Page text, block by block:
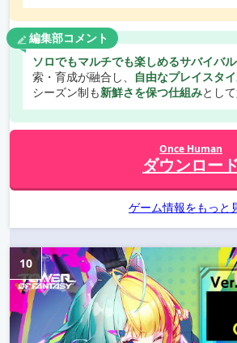
編集部コメント
ソロでもマルチでも楽しめるサバイバ
索・育成が融合し、
自由なプレイスタ
シーズン制も新鮮さを保つ仕組みとし
Once Human
ダウンロー
ゲーム情報をもっと
10